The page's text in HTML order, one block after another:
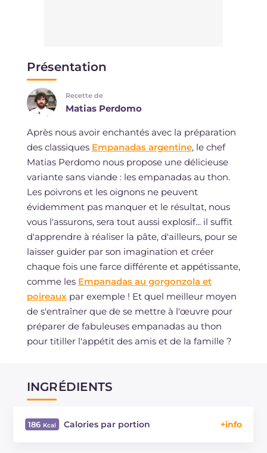
Présentation
Recette de
Matias Perdomo
Après nous avoir enchantés avec la préparation
des classiques Empanadas argentine, le chef
Matias Perdomo nous propose une délicieuse
variante sans viande : les empanadas au thon.
Les poivrons et les oignons ne peuvent
évidemment pas manquer et le résultat, nous
vous l'assurons, sera tout aussi explosif... il suffit
d'apprendre à réaliser la pâte, d'ailleurs, pour se
laisser guider par son imagination et créer
chaque fois une farce différente et appétissante,
comme les Empanadas au gorgonzola et
poireaux par exemple ! Et quel meilleur moyen
de s'entraîner que de se mettre à l'œuvre pour
préparer de fabuleuses empanadas au thon
pour titiller l'appétit des amis et de la famille ?
INGRÉDIENTS
186 Calories par portion